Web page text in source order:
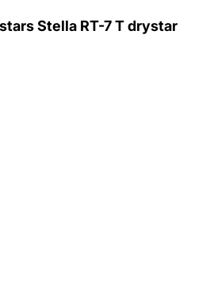
Stella RT-7 T drystar